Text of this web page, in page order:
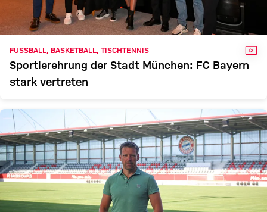
FUSSBALL, BASKETBALL, TISCHTENNIS
Sportlerehrung der Stadt München: FC Bayern
stark vertreten